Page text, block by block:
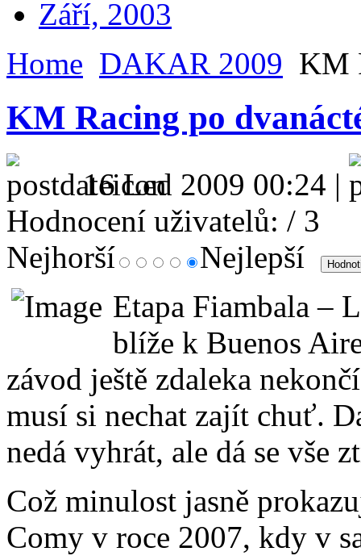
Září, 2003
Home DAKAR 2009 KM
KM Racing po
16 Led 2009 00:24 |
Hodnocení uživatelů: / 3
Nejhorší
Nejlepší
Etapa Fiambala –
blíže k Buenos
závod ještě zdaleka
musí si nechat zajít chuť.
nedá vyhrát, ale dá se vše
Což minulost jasně
Comy v roce 2007, kdy v